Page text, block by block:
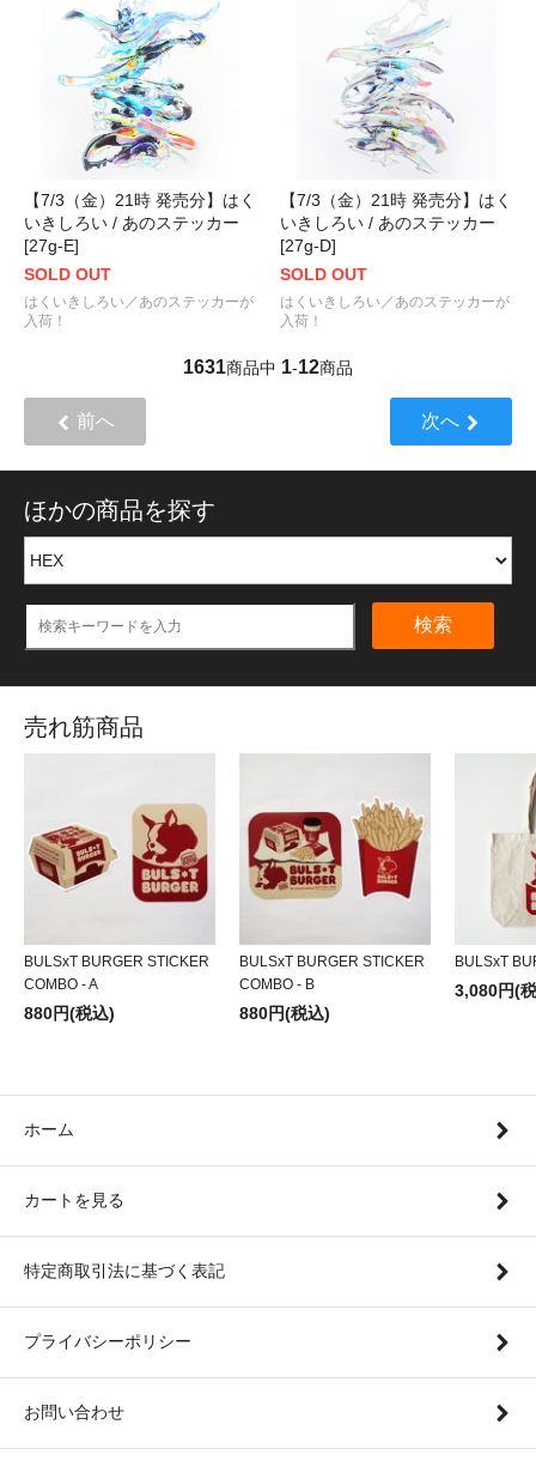
【7/3（金）21時 発売分】はく
いきしろい / あのステッカー
[27g-E]
SOLD OUT
はくいきしろい／あのステッカーが
入荷！
【7/3（金）21時 発売分】はく
いきしろい / あのステッカー
[27g-D]
SOLD OUT
はくいきしろい／あのステッカーが
入荷！
1631商品中 1-12商品
前へ 次へ
ほかの商品を探す
検索
売れ筋商品
BULSxT BURGER STICKER
COMBO - A
880円(税込)
BULSxT BURGER STICKER
COMBO - B
880円(税込)
BULSxT
3,080円(
ホーム
カートを見る
特定商取引法に基づく表記
プライバシーポリシー
お問い合わせ